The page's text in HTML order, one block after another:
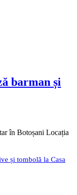
barman și
în Botoșani Locația
și tombolă la Casa